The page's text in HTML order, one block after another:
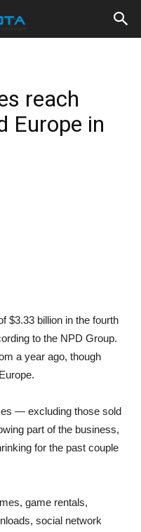
reach
Europe in
$3.33 billion in the fourth
to the NPD Group.
a year ago, though
— excluding those sold
part of the business,
for the past couple
game rentals,
social network